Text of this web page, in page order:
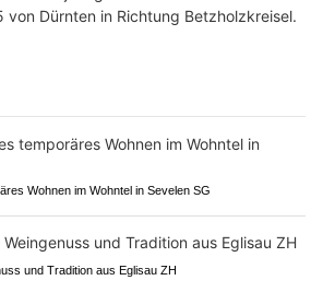
von Dürnten in Richtung Betzholzkreisel.
Wohnen im Wohntel in Sevelen SG
und Tradition aus Eglisau ZH